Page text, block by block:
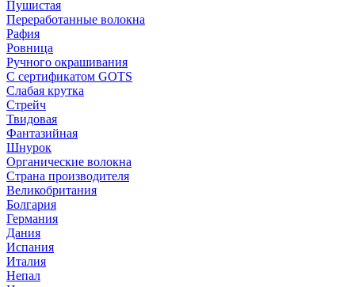
Пушистая
Переработанные волокна
Рафия
Ровница
Ручного окрашивания
С сертификатом GOTS
Слабая крутка
Стрейч
Твидовая
Фантазийная
Шнурок
Органические волокна
Страна производителя
Великобритания
Болгария
Германия
Дания
Испания
Италия
Непал